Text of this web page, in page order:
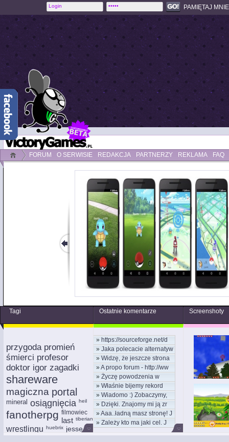
PAMIĘTAJ
FORUM O SERWISIE REDAKCJA PARTNERZY REKLAMA FAQ
Tagi Ostatnie komentarze Screenshoty
przygoda promień
śmierci profesor
doktor igor zagadki
shareware
magiczna portal
mineral osiągnięcia heil
fanotherpg filmowiec
last tiberian
wrestlingu huebrix jesse
rionix mikstury
» https://sourceforge.net/d
» Jaka polecacie alternatyw
» Widzę, że jeszcze strona
»A propo forum - http://ww
» Życzę powodzenia w
nowym
» Właśnie bijemy rekord
kom
» Wiadomo :) Zobaczymy,
moż
» Dzięki. Znajomy mi ją zr
»Aaa..ładną masz stronę! J
» Zależy kto ma jaki cel. J